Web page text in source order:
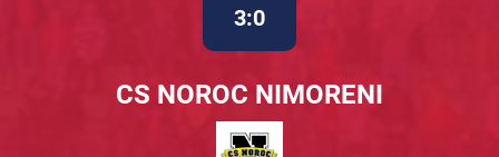
3:0
CS NOROC NIMORENI